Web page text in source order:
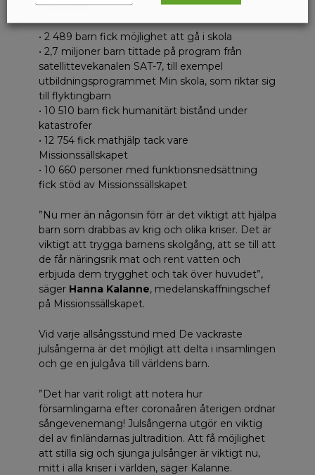
med barn:
• 2 489 barn fick möjlighet att gå i skola
• 2,7 miljoner barn tittade på program från
satellittevekanalen SAT-7, till exempel
utbildningsprogrammet Min skola, som riktar sig
till flyktingbarn
• 10 510 barn fick humanitärt bistånd under
katastrofer
• 12 754 fick mathjälp tack vare
Missionssällskapet
• 10 660 personer med funktionsnedsättning
fick stöd av Missionssällskapet
”Nu mer än någonsin förr är det viktigt att hjälpa
barn som drabbas av krig och olika kriser. Det är
viktigt att trygga barnens skolgång, att se till att
de får näringsrik mat och rent vatten och
erbjuda dem trygghet och tak över huvudet”,
säger Hanna Kalanne, medelanskaffningschef
på Missionssällskapet.
Vid varje allsångsstund med De vackraste
julsångerna är det möjligt att delta i insamlingen
och ge en julgåva till världens barn.
”Det har varit roligt att notera hur
församlingarna efter coronaåren återigen ordnar
sångevenemang! Julsångerna utgör en viktig
del av finländarnas jultradition. Att få möjlighet
att stilla sig och sjunga julsånger är viktigt nu,
mitt i alla kriser i världen, säger Kalanne.